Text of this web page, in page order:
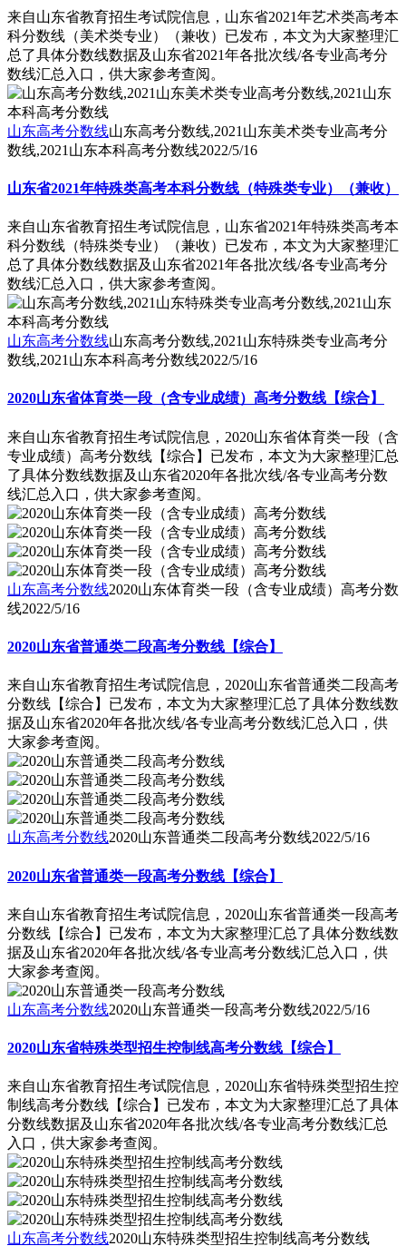
来自山东省教育招生考试院信息，山东省2021年艺术类高考本
科分数线（美术类专业）（兼收）已发布，本文为大家整理汇
总了具体分数线数据及山东省2021年各批次线/各专业高考分
数线汇总入口，供大家参考查阅。
山东高考分数线山东高考分数线,2021山东美术类专业高考分
数线,2021山东本科高考分数线2022/5/16
山东省2021年特殊类高考本科分数线（特殊类专业）（兼收）
来自山东省教育招生考试院信息，山东省2021年特殊类高考本
科分数线（特殊类专业）（兼收）已发布，本文为大家整理汇
总了具体分数线数据及山东省2021年各批次线/各专业高考分
数线汇总入口，供大家参考查阅。
山东高考分数线山东高考分数线,2021山东特殊类专业高考分
数线,2021山东本科高考分数线2022/5/16
2020山东省体育类一段（含专业成绩）高考分数线【综合】
来自山东省教育招生考试院信息，2020山东省体育类一段（含
专业成绩）高考分数线【综合】已发布，本文为大家整理汇总
了具体分数线数据及山东省2020年各批次线/各专业高考分数
线汇总入口，供大家参考查阅。
山东高考分数线2020山东体育类一段（含专业成绩）高考分数
线2022/5/16
2020山东省普通类二段高考分数线【综合】
来自山东省教育招生考试院信息，2020山东省普通类二段高考
分数线【综合】已发布，本文为大家整理汇总了具体分数线数
据及山东省2020年各批次线/各专业高考分数线汇总入口，供
大家参考查阅。
山东高考分数线2020山东普通类二段高考分数线2022/5/16
2020山东省普通类一段高考分数线【综合】
来自山东省教育招生考试院信息，2020山东省普通类一段高考
分数线【综合】已发布，本文为大家整理汇总了具体分数线数
据及山东省2020年各批次线/各专业高考分数线汇总入口，供
大家参考查阅。
山东高考分数线2020山东普通类一段高考分数线2022/5/16
2020山东省特殊类型招生控制线高考分数线【综合】
来自山东省教育招生考试院信息，2020山东省特殊类型招生控
制线高考分数线【综合】已发布，本文为大家整理汇总了具体
分数线数据及山东省2020年各批次线/各专业高考分数线汇总
入口，供大家参考查阅。
山东高考分数线2020山东特殊类型招生控制线高考分数线